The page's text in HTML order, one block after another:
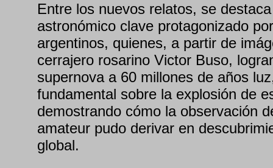
Entre los nuevos relatos, se
astronómico clave protagonizado
argentinos, quienes, a partir de
cerrajero rosarino Victor Buso,
supernova a 60 millones de años
fundamental sobre la explosión de
demostrando cómo la observación
amateur pudo derivar en
global.